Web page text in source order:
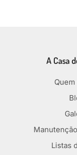
A Casa
Listas